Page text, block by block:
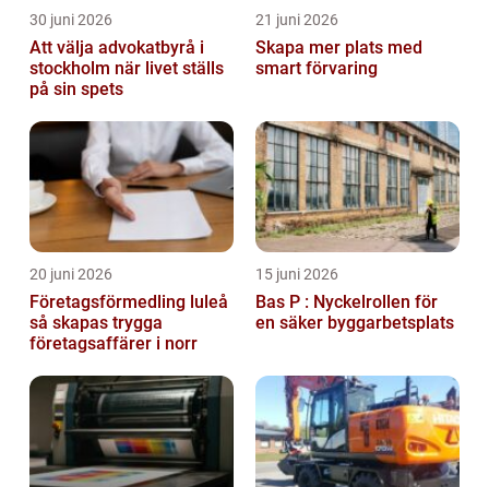
30 juni 2026
Att välja advokatbyrå i
stockholm när livet ställs
på sin spets
21 juni 2026
Skapa mer plats med
smart förvaring
20 juni 2026
Företagsförmedling luleå
så skapas trygga
företagsaffärer i norr
15 juni 2026
Bas P : Nyckelrollen för
en säker byggarbetsplats